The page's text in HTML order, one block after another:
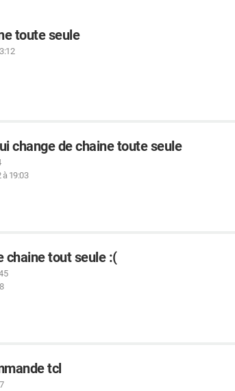
toute seule
change de chaine toute seule
à 19:03
chaine tout seule :(
tcl